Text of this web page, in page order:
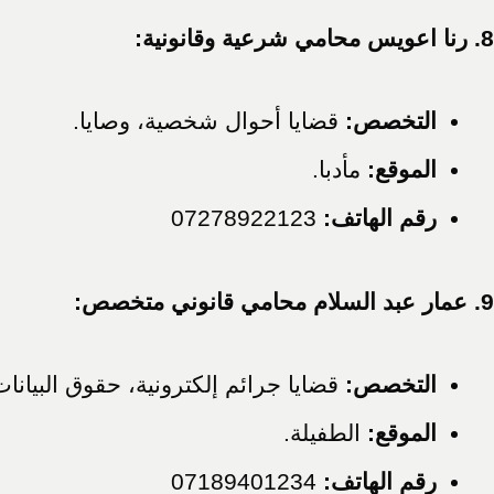
8. رنا اعويس محامي شرعية وقانونية:
التخصص: قضايا أحوال شخصية، وصايا.
الموقع: مأدبا.
رقم الهاتف:
9. عمار عبد السلام محامي قانوني متخصص:
التخصص: قضايا جرائم إلكترونية، حقوق
الموقع:
الطفيلة.
رقم الهاتف: